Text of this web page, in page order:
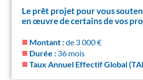
Le prêt projet pour vous
en œuvre de certains de vos
■ Montant :de 3 000 €
■ Durée :36 mois
■ Taux Annuel Effectif Global